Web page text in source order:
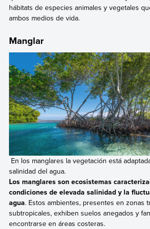
hábitats de especies animales y vegetales
ambos medios de vida.
Manglar
En los manglares la vegetación está
salinidad del agua.
Los manglares son ecosistemas
condiciones de elevada salinidad y la
agua. Estos ambientes, presentes en zonas
subtropicales, exhiben suelos anegados y
encontrarse en áreas costeras.